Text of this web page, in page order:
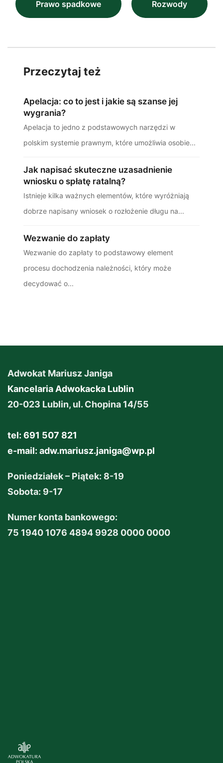
Prawo spadkowe Rozwody
Przeczytaj też
Apelacja: co to jest i jakie są szanse jej
wygrania?
Apelacja to jedno z podstawowych narzędzi w
polskim systemie prawnym, które umożliwia osobie...
Jak napisać skuteczne uzasadnienie
wniosku o spłatę ratalną?
Istnieje kilka ważnych elementów, które wyróżniają
dobrze napisany wniosek o rozłożenie długu na...
Wezwanie do zapłaty
Wezwanie do zapłaty to podstawowy element
procesu dochodzenia należności, który może
decydować o...
Adwokat Mariusz Janiga
Kancelaria Adwokacka Lublin
20-023 Lublin, ul. Chopina 14/55
tel: 691 507 821
e-mail: adw.mariusz.janiga@wp.pl
Poniedziałek – Piątek: 8-19
Sobota: 9-17
Numer konta bankowego:
75 1940 1076 4894 9928 0000 0000